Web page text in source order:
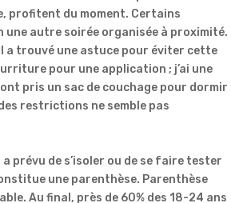
profitent du moment. Certains
autre soirée organisée à proximité.
a trouvé une astuce pour éviter cette
pour une application ; j’ai une
pris un sac de couchage pour dormir
restrictions ne semble pas
prévu de s’isoler ou de se faire tester
une parenthèse. Parenthèse
Au final, près de 60% des 18-24 ans